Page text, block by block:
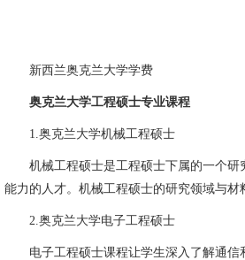
新西兰奥克兰大学学费
奥克兰大学工程硕士专业课程
1.奥克兰大学机械工程硕士
机械工程硕士是工程硕士下属的一个研究
能力的人才。机械工程硕士的研究领域与
2.奥克兰大学电子工程硕士
电子工程硕士课程让学生深入了解通信和